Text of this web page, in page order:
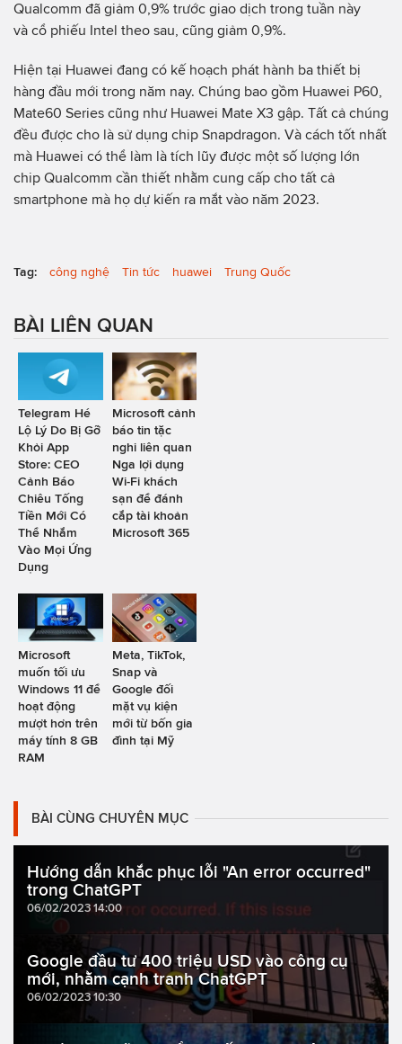
Qualcomm đã giảm 0,9% trước giao dịch trong tuần này
và cổ phiếu Intel theo sau, cũng giảm 0,9%.
Hiện tại Huawei đang có kế hoạch phát hành ba thiết bị
hàng đầu mới trong năm nay. Chúng bao gồm Huawei P60,
Mate60 Series cũng như Huawei Mate X3 gập. Tất cả chúng
đều được cho là sử dụng chip Snapdragon. Và cách tốt nhất
mà Huawei có thể làm là tích lũy được một số lượng lớn
chip Qualcomm cần thiết nhằm cung cấp cho tất cả
smartphone mà họ dự kiến ra mắt vào năm 2023.
Tag: công nghệ Tin tức huawei Trung Quốc
BÀI LIÊN QUAN
Telegram Hé
Lộ Lý Do Bị Gỡ
Khỏi App
Store: CEO
Cảnh Báo
Chiêu Tống
Tiền Mới Có
Thể Nhắm
Vào Mọi Ứng
Dụng
Microsoft cảnh
báo tin tặc
nghi liên quan
Nga lợi dụng
Wi-Fi khách
sạn để đánh
cắp tài khoản
Microsoft 365
Microsoft
muốn tối ưu
Windows 11 để
hoạt động
mượt hơn trên
máy tính 8 GB
RAM
Meta, TikTok,
Snap và
Google đối
mặt vụ kiện
mới từ bốn gia
đình tại Mỹ
BÀI CÙNG CHUYÊN MỤC
Hướng dẫn khắc phục lỗi "An error occurred"
trong ChatGPT
06/02/2023 14:00
Google đầu tư 400 triệu USD vào công cụ
mới, nhằm cạnh tranh ChatGPT
06/02/2023 10:30